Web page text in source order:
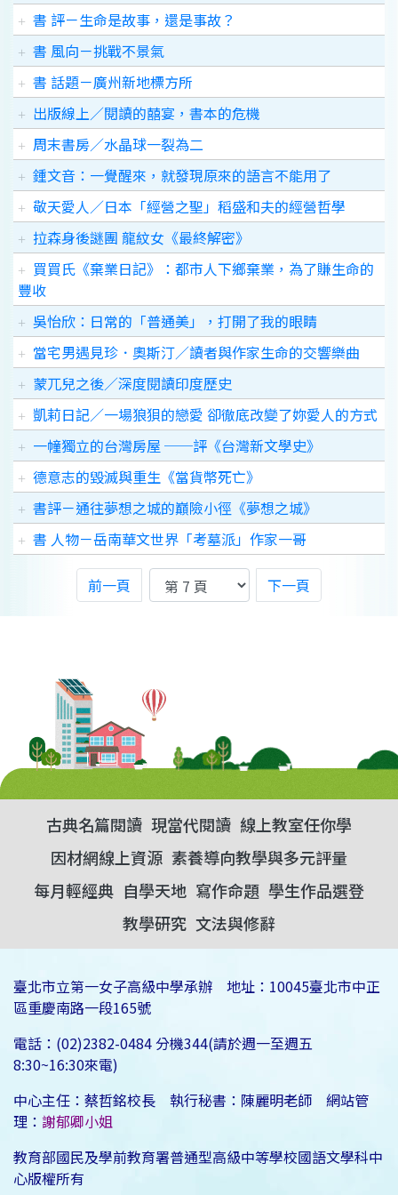
書 評－生命是故事，還是事故？
書 風向－挑戰不景氣
書 話題－廣州新地標方所
出版線上／閱讀的囍宴，書本的危機
周末書房／水晶球一裂為二
鍾文音：一覺醒來，就發現原來的語言不能用了
敬天愛人／日本「經營之聖」稻盛和夫的經營哲學
拉森身後謎團 龍紋女《最終解密》
買買氏《棄業日記》：都市人下鄉棄業，為了賺生命的
豐收
吳怡欣：日常的「普通美」，打開了我的眼睛
當宅男遇見珍．奧斯汀／讀者與作家生命的交響樂曲
蒙兀兒之後／深度閱讀印度歷史
凱莉日記／一場狼狽的戀愛 卻徹底改變了妳愛人的方式
一幢獨立的台灣房屋 ──評《台灣新文學史》
德意志的毀滅與重生《當貨幣死亡》
書評－通往夢想之城的巔險小徑《夢想之城》
書 人物－岳南華文世界「考墓派」作家一哥
前一頁 下一頁
古典名篇閱讀 現當代閱讀 線上教室任你學
因材網線上資源 素養導向教學與多元評量
每月輕經典 自學天地 寫作命題 學生作品選登
教學研究 文法與修辭
臺北市立第一女子高級中學承辦 地址：10045臺北市中正
區重慶南路一段165號
電話：(02)2382-0484 分機344(請於週一至週五
8:30~16:30來電)
中心主任：蔡哲銘校長 執行秘書：陳麗明老師 網站管
理： 謝郁卿小姐
教育部國民及學前教育署普通型高級中等學校國語文學科中
心版權所有